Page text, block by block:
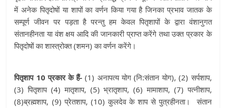
में अनेक पितृदोषों या शापों का वर्णन किया गया है जिनका प्रभाव जातक के
सम्पूर्ण जीवन पर पड़ता है परन्तु हम केवल पितृशापों के द्वारा वंशानुगत
संतानहीनता या वंश क्षय आदि की जानकारी प्राप्त करेंगे तथा उक्त प्रकार के
पितृदोषों का शास्त्रोक्त (शमन) का वर्णन करेंगे।
पितृशाप 10 प्रकार के हैं-(1) अनापत्य योग (नि:संतान योग), (2) सर्पशाप,
(3) पितृशाप (4) मातृशाप, (5) भ्रातृशाप, (6) मामाशाप, (7) पत्नीशाप,
(8)ब्रह्मशाप, (9) प्रेतशाप, (10) कुलदेव के शाप से पुत्रहीनता। संतान